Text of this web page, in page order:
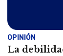
OPINIÓN
La